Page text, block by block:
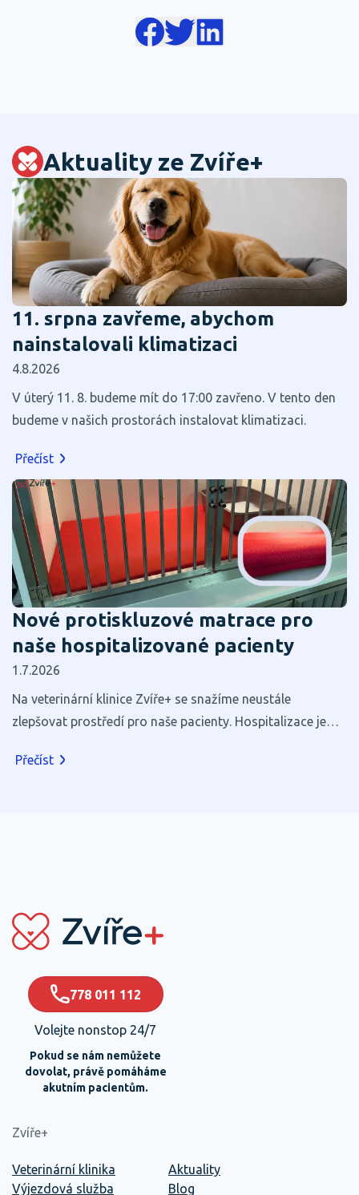
Aktuality ze Zvíře+
11. srpna zavřeme, abychom
nainstalovali klimatizaci
4.8.2026
V úterý 11. 8. budeme mít do 17:00 zavřeno. V tento den
budeme v našich prostorách instalovat klimatizaci.
Přečíst
Nové protiskluzové matrace pro
naše hospitalizované pacienty
1.7.2026
Na veterinární klinice Zvíře+ se snažíme neustále
zlepšovat prostředí pro naše pacienty. Hospitalizace je
maličkosti mohou výrazně přispět k jejich pohodlí a
Přečíst
778 011 112
Volejte nonstop 24/7
Pokud se nám nemůžete
dovolat, právě pomáháme
akutním pacientům.
Zvíře+
Veterinární klinika
Výjezdová služba
Aktuality
Blog